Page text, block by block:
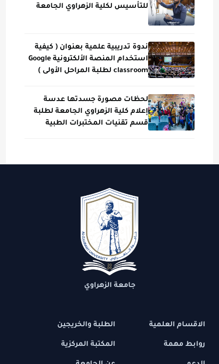
للتأسيس لكلية الزهراوي الجامعة
ندوة تدريبية علمية بعنوان ( كيفية
استخدام المنصة الألكترونية Google
classroom لطلبة المراحل الأولى )
لحظات مصورة جسدتها عدسة
إعلام كلية الزهراوي الجامعة لطلبة
قسم تقنيات المختبرات الطبية
جامعة الزهراوي
الاقسام العلمية
روابط مهمة
الطلبة والخريجين
المكتبة المركزية